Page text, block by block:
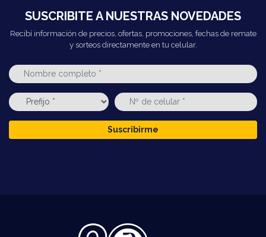
SUSCRIBITE A NUESTRAS NOVEDADES
Recibí información de precios, ofertas, promociones, fechas de remate
y sorteos directamente en tu celular.
Suscribirme